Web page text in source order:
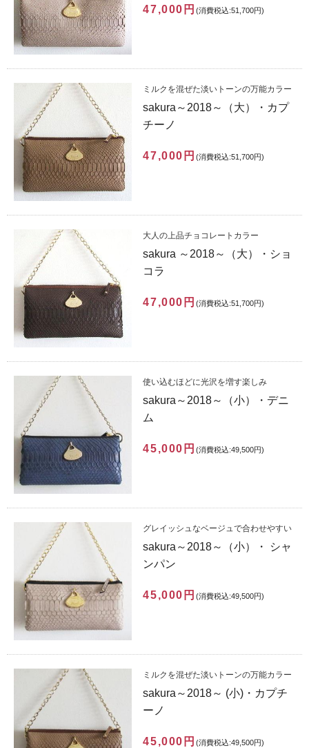
47,000円 (消費税込:51,700円)
ミルクを混ぜた淡いトーンの万能カラー
sakura～2018～（大）・カプ
チーノ
47,000円 (消費税込:51,700円)
大人の上品チョコレートカラー
sakura ～2018～（大）・ショ
コラ
47,000円 (消費税込:51,700円)
使い込むほどに光沢を増す楽しみ
sakura～2018～（小）・デニ
ム
45,000円 (消費税込:49,500円)
グレイッシュなベージュで合わせやすい
sakura～2018～（小）・ シャ
ンパン
45,000円 (消費税込:49,500円)
ミルクを混ぜた淡いトーンの万能カラー
sakura～2018～ (小)・カプチ
ーノ
45,000円 (消費税込:49,500円)